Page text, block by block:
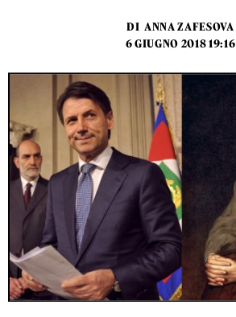
DI ANNA ZAFESOVA
6 GIUGNO 2018 19:16